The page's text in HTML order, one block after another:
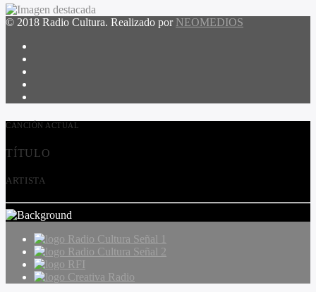
© 2018 Radio Cultura. Realizado por NEOMEDIOS
CANCIÓN ACTUAL
TÍTULO
ARTISTA
Radio Cultura Señal 1
Radio Cultura Señal 2
RFI
Creativa Radio